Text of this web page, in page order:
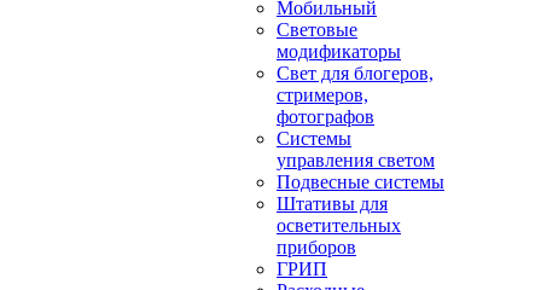
Мобильный
Световые
модификаторы
Свет для блогеров,
стримеров,
фотографов
Системы
управления светом
Подвесные системы
Штативы для
осветительных
приборов
ГРИП